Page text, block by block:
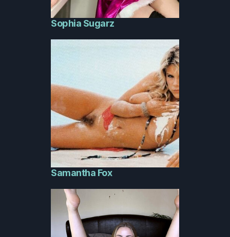
Sophia Sugarz
Samantha Fox